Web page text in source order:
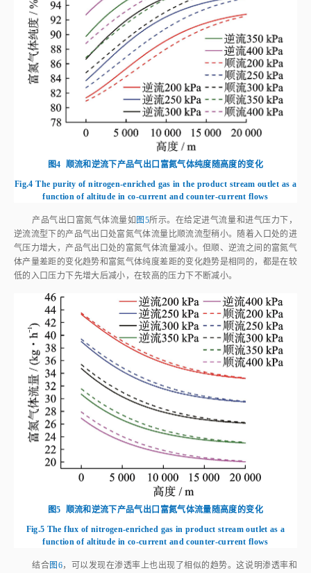
图4 顺流和逆流下产品气出口富氮气体纯度随高度的变化
Fig.4 The purity of nitrogen-enriched gas in the product stream outlet as a
function of altitude in co-current and counter-current flows
产品气出口富氮气体流量如 图5所示。在给定进气流量和进气压力下，
逆流流型下的产品气出口处富氮气体流量比顺流流型稍小。随着入口处的进
气压力增大，产品气出口处的富氮气体流量减小。但顺、逆流之间的富氮气
体产量差距的变化趋势和富氮气体纯度差距的变化趋势是相同的，都是在较
低的入口压力下先增大后减小，在较高的压力下不断减小。
图5 顺流和逆流下产品气出口富氮气体流量随高度的变化
Fig.5 The flux of nitrogen-enriched gas in product stream outlet as a
function of altitude in co-current and counter-current flows
结合图6，可以发现在渗透率上也出现了相似的趋势。这说明渗透率和